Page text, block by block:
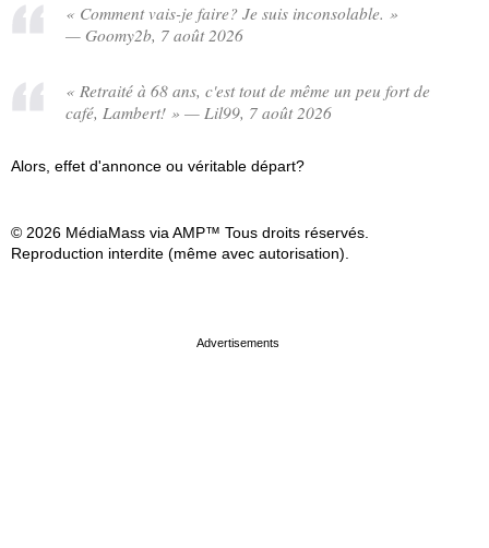
« Comment vais-je faire? Je suis inconsolable. »
— Goomy2b, 7 août 2026
« Retraité à 68 ans, c'est tout de même un peu fort de
café, Lambert! » — Lil99, 7 août 2026
Alors, effet d'annonce ou véritable départ?
© 2026 MédiaMass via AMP™ Tous droits réservés.
Reproduction interdite (même avec autorisation).